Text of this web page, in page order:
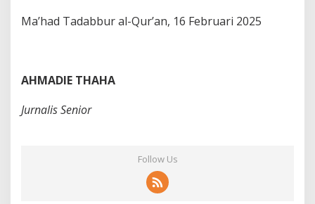
Ma’had Tadabbur al-Qur’an, 16 Februari 2025
AHMADIE THAHA
Jurnalis Senior
Follow Us